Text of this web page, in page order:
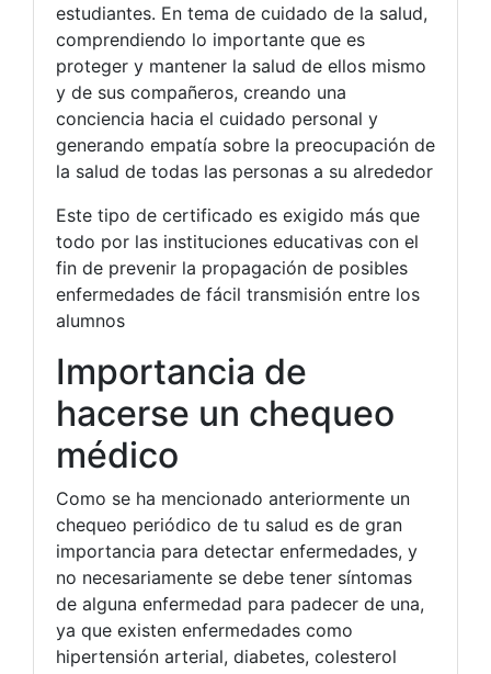
estudiantes. En tema de cuidado de la salud,
comprendiendo lo importante que es
proteger y mantener la salud de ellos mismo
y de sus compañeros, creando una
conciencia hacia el cuidado personal y
generando empatía sobre la preocupación de
la salud de todas las personas a su alrededor
Este tipo de certificado es exigido más que
todo por las instituciones educativas con el
fin de prevenir la propagación de posibles
enfermedades de fácil transmisión entre los
alumnos
Importancia de
hacerse un chequeo
médico
Como se ha mencionado anteriormente un
chequeo periódico de tu salud es de gran
importancia para detectar enfermedades, y
no necesariamente se debe tener síntomas
de alguna enfermedad para padecer de una,
ya que existen enfermedades como
hipertensión arterial, diabetes, colesterol